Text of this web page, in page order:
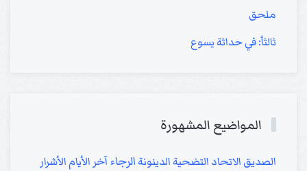
ملحق
ثالثاً: في حداثة يسوع
المواضيع المشهورة
الصديق الاتحاد التضحية الدينونة الرجاء آخر الأيام الأشرار